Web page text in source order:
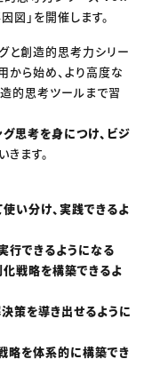
図」を開催します。
と創造的思考力シリー
から始め、より高度な
的思考ツールまで習
思考を身につけ、ビジ
きます。
い分け、実践できるよ
行できるようになる
戦略を構築できるよ
策を導き出せるように
略を体系的に構築でき